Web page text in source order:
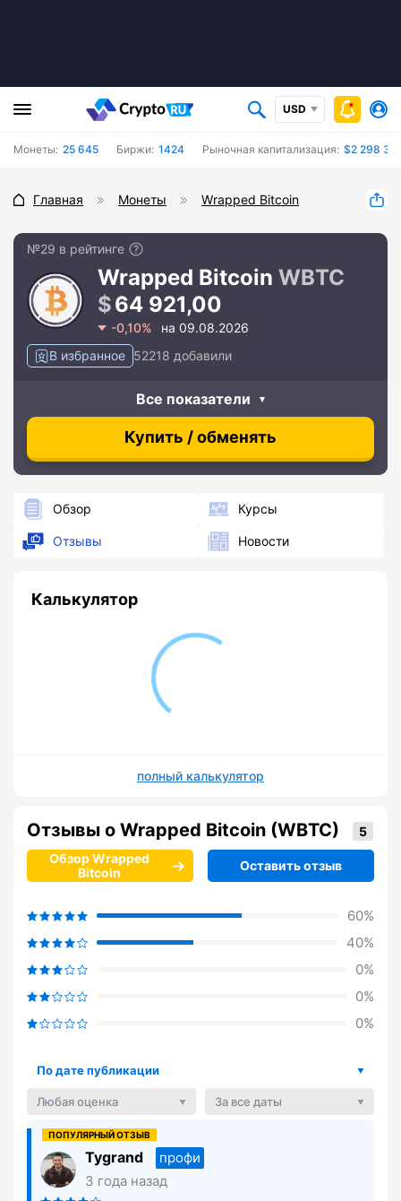
USD
Монеты: 25 645 Биржи: 1424 Рыночная капитализация: $2 298
Главная Монеты Wrapped Bitcoin
№29 в рейтинге
Wrapped Bitcoin WBTC
64 921,00
-0,10%
на 09.08.2026
В избранное 52218 добавили
Все показатели
Купить / обменять
Обзор Курсы
Отзывы Новости
Калькулятор
полный калькулятор
Отзывы о Wrapped Bitcoin (WBTC)
Обзор Wrapped
Bitcoin
Оставить отзыв
60%
40%
0%
0%
0%
По дате публикации
Любая оценка За все даты
Tygrand
профи
3 года назад